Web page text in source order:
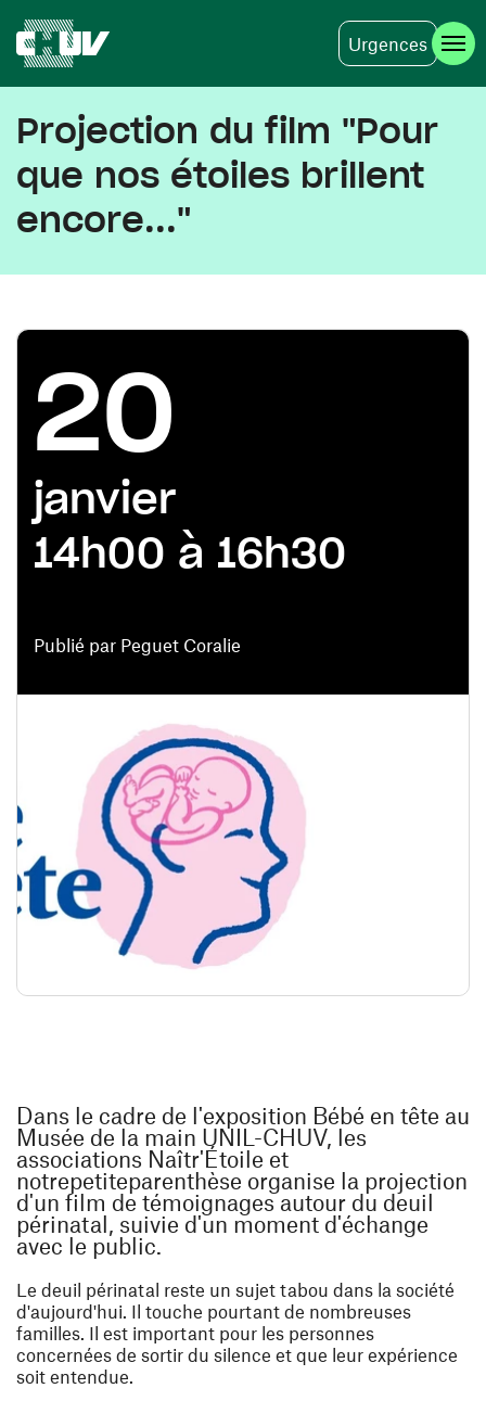
Urgences
Projection du film "Pour
que nos étoiles brillent
encore..."
Publié par Peguet Coralie
20
janvier
14h00 à 16h30
Dans le cadre de l'exposition Bébé en tête au
Musée de la main UNIL-CHUV, les
associations Naîtr'Étoile et
notrepetiteparenthèse organise la projection
d'un film de témoignages autour du deuil
périnatal, suivie d'un moment d'échange
avec le public.
Le deuil périnatal reste un sujet tabou dans la société
d'aujourd'hui. Il touche pourtant de nombreuses
familles. Il est important pour les personnes
concernées de sortir du silence et que leur expérience
soit entendue.